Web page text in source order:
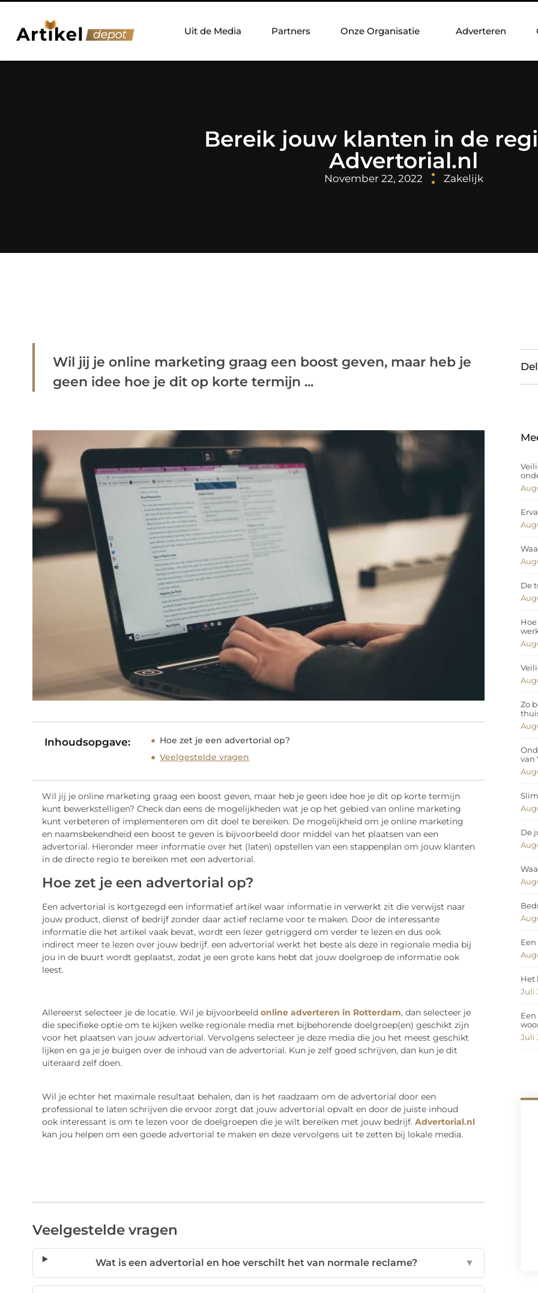
Uit de Media Partners Onze Organisatie Adverteren
Bereik jouw klanten in de
Advertorial.nl
November 22, 2022 Zakelijk
Wil jij je online marketing graag een boost geven, maar heb je
geen idee hoe je dit op korte termijn ...
Inhoudsopgave:
Hoe zet je een advertorial op?
Veelgestelde vragen
Wil jij je online marketing graag een boost geven, maar heb je geen idee hoe je dit op korte termijn
kunt bewerkstelligen? Check dan eens de mogelijkheden wat je op het gebied van online marketing
kunt verbeteren of implementeren om dit doel te bereiken. De mogelijkheid om je online marketing
en naamsbekendheid een boost te geven is bijvoorbeeld door middel van het plaatsen van een
advertorial. Hieronder meer informatie over het (laten) opstellen van een stappenplan om jouw klanten
in de directe regio te bereiken met een advertorial.
Hoe zet je een advertorial op?
Een advertorial is kortgezegd een informatief artikel waar informatie in verwerkt zit die verwijst naar
jouw product, dienst of bedrijf zonder daar actief reclame voor te maken. Door de interessante
informatie die het artikel vaak bevat, wordt een lezer getriggerd om verder te lezen en dus ook
indirect meer te lezen over jouw bedrijf. een advertorial werkt het beste als deze in regionale media bij
jou in de buurt wordt geplaatst, zodat je een grote kans hebt dat jouw doelgroep de informatie ook
leest.
Allereerst selecteer je de locatie. Wil je bijvoorbeeld online adverteren in Rotterdam, dan selecteer je
die specifieke optie om te kijken welke regionale media met bijbehorende doelgroep(en) geschikt zijn
voor het plaatsen van jouw advertorial. Vervolgens selecteer je deze media die jou het meest geschikt
lijken en ga je je buigen over de inhoud van de advertorial. Kun je zelf goed schrijven, dan kun je dit
uiteraard zelf doen.
Wil je echter het maximale resultaat behalen, dan is het raadzaam om de advertorial door een
professional te laten schrijven die ervoor zorgt dat jouw advertorial opvalt en door de juiste inhoud
ook interessant is om te lezen voor de doelgroepen die je wilt bereiken met jouw bedrijf. Advertorial.nl
kan jou helpen om een goede advertorial te maken en deze vervolgens uit te zetten bij lokale media.
Veelgestelde vragen
Wat is een advertorial en hoe verschilt het van normale reclame? ▼
De
Zo
van
De
Het
Juli
Juli